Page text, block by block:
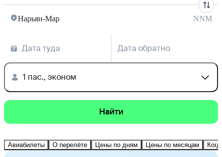
Нарьян-Мар NNM
Дата туда Дата обратно
1 пас., эконом
Найти
Авиабилеты О перелёте Цены по дням Цены по месяцам